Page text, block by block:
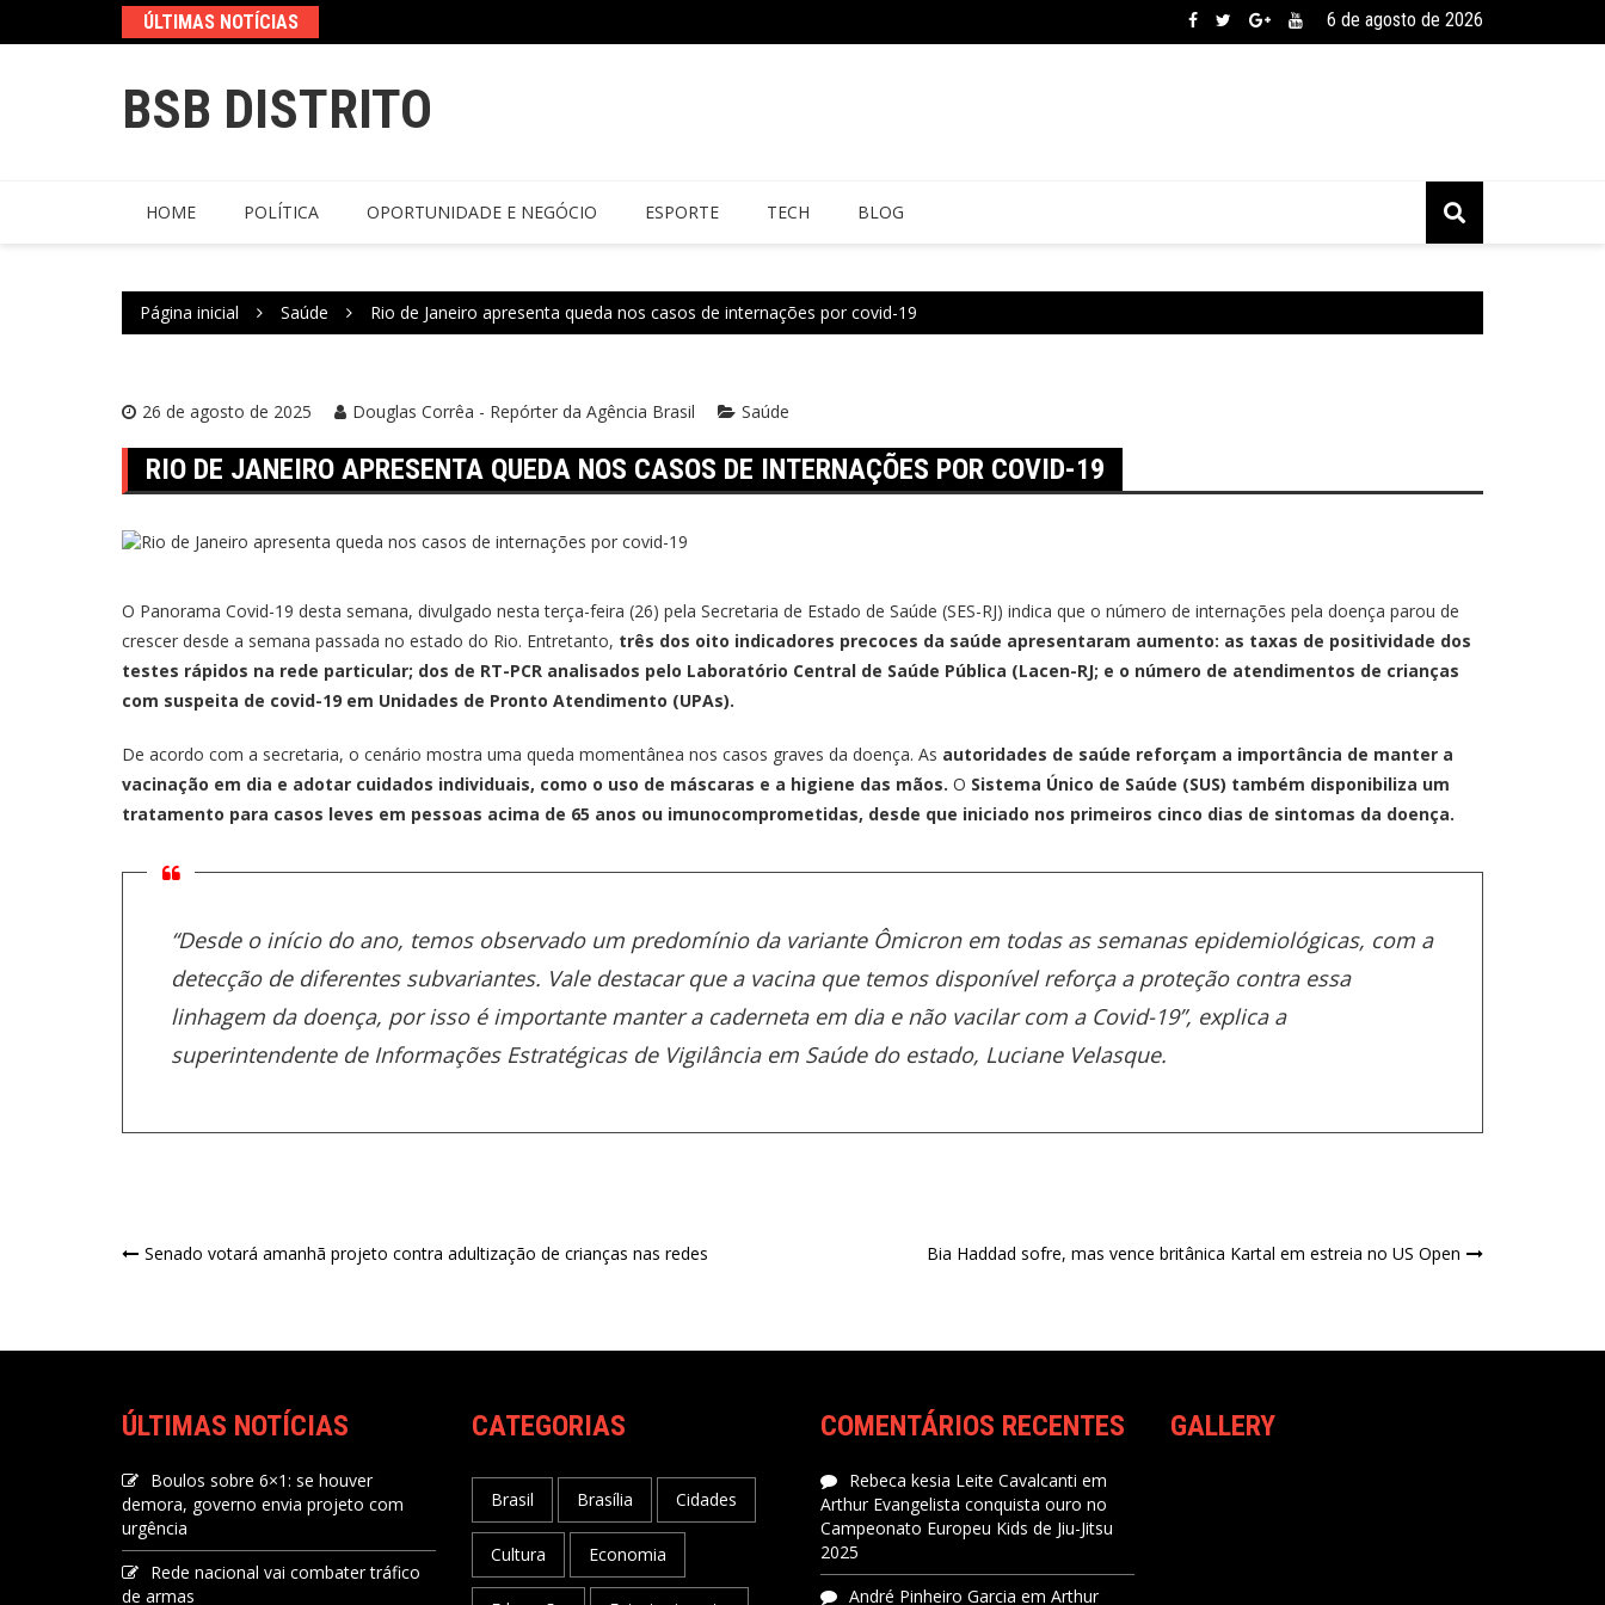
ÚLTIMAS NOTÍCIAS 6 de agosto de 2026
BSB DISTRITO
HOME POLÍTICA OPORTUNIDADE E NEGÓCIO ESPORTE TECH BLOG
Página inicial Saúde Rio de Janeiro apresenta queda nos casos de internações por covid-19
26 de agosto de 2025 Douglas Corrêa - Repórter da Agência Brasil Saúde
RIO DE JANEIRO APRESENTA QUEDA NOS CASOS DE INTERNAÇÕES POR COVID-19
O Panorama Covid-19 desta semana, divulgado nesta terça-feira (26) pela Secretaria de Estado de Saúde (SES-RJ) indica que o número de internações pela doença parou de
crescer desde a semana passada no estado do Rio. Entretanto, três dos oito indicadores precoces da saúde apresentaram aumento: as taxas de positividade dos
testes rápidos na rede particular; dos de RT-PCR analisados pelo Laboratório Central de Saúde Pública (Lacen-RJ; e o número de atendimentos de crianças
com suspeita de covid-19 em Unidades de Pronto Atendimento (UPAs).
De acordo com a secretaria, o cenário mostra uma queda momentânea nos casos graves da doença. As autoridades de saúde reforçam a importância de manter a
vacinação em dia e adotar cuidados individuais, como o uso de máscaras e a higiene das mãos. O Sistema Único de Saúde (SUS) também disponibiliza um
tratamento para casos leves em pessoas acima de 65 anos ou imunocomprometidas, desde que iniciado nos primeiros cinco dias de sintomas da doença.
“Desde o início do ano, temos observado um predomínio da variante Ômicron em todas as semanas epidemiológicas, com a
detecção de diferentes subvariantes. Vale destacar que a vacina que temos disponível reforça a proteção contra essa
linhagem da doença, por isso é importante manter a caderneta em dia e não vacilar com a Covid-19”, explica a
superintendente de Informações Estratégicas de Vigilância em Saúde do estado, Luciane Velasque.
Senado votará amanhã projeto contra adultização de crianças nas redes Bia Haddad sofre, mas vence britânica Kartal em estreia no US Open
ÚLTIMAS NOTÍCIAS
Boulos sobre 6×1: se houver
demora, governo envia projeto com
urgência
Rede nacional vai combater tráfico
de armas
CATEGORIAS
Brasil Brasília Cidades
Cultura Economia
COMENTÁRIOS RECENTES
Rebeca kesia Leite Cavalcanti em
Arthur Evangelista conquista ouro no
Campeonato Europeu Kids de Jiu-Jitsu
2025
André Pinheiro Garcia em Arthur
GALLERY